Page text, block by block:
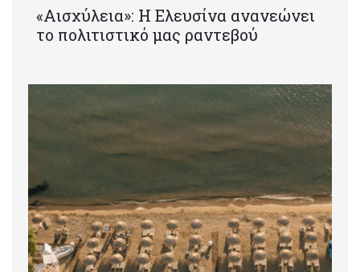
«Αισχύλεια»: Η Ελευσίνα ανανεώνει
το πολιτιστικό μας ραντεβού